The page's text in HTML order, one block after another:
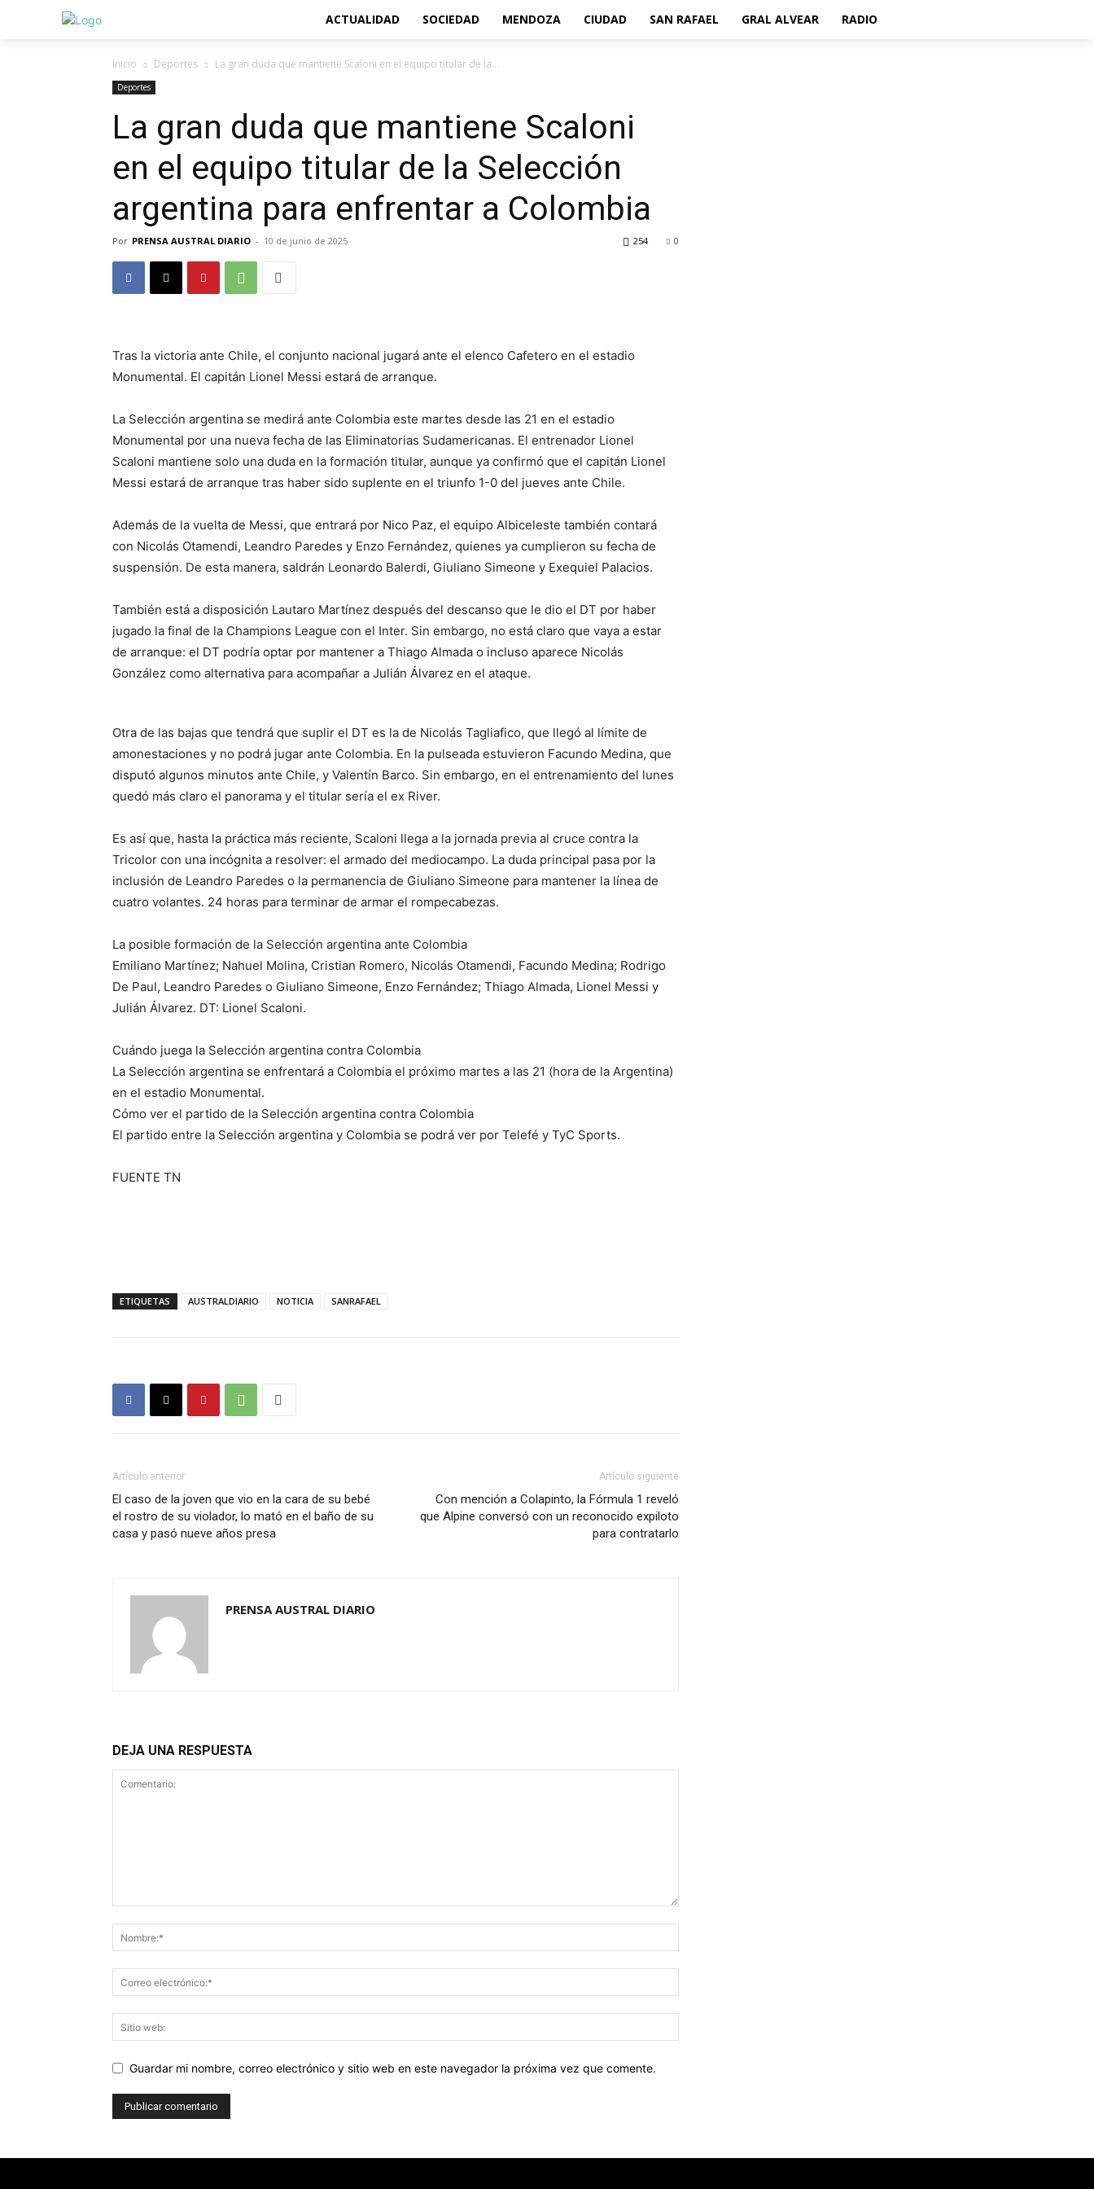
ACTUALIDAD SOCIEDAD MENDOZA CIUDAD SAN RAFAEL GRAL ALVEAR RADIO
Inicio Deportes La gran duda que mantiene Scaloni en el equipo titular de la...
Deportes
La gran duda que mantiene Scaloni
en el equipo titular de la Selección
argentina para enfrentar a Colombia
Por PRENSA AUSTRAL DIARIO - 10 de junio de 2025 0
254
Tras la victoria ante Chile, el conjunto nacional jugará ante el elenco Cafetero en el estadio
Monumental. El capitán Lionel Messi estará de arranque.
La Selección argentina se medirá ante Colombia este martes desde las 21 en el estadio
Monumental por una nueva fecha de las Eliminatorias Sudamericanas. El entrenador Lionel
Scaloni mantiene solo una duda en la formación titular, aunque ya confirmó que el capitán Lionel
Messi estará de arranque tras haber sido suplente en el triunfo 1-0 del jueves ante Chile.
Además de la vuelta de Messi, que entrará por Nico Paz, el equipo Albiceleste también contará
con Nicolás Otamendi, Leandro Paredes y Enzo Fernández, quienes ya cumplieron su fecha de
suspensión. De esta manera, saldrán Leonardo Balerdi, Giuliano Simeone y Exequiel Palacios.
También está a disposición Lautaro Martínez después del descanso que le dio el DT por haber
jugado la final de la Champions League con el Inter. Sin embargo, no está claro que vaya a estar
de arranque: el DT podría optar por mantener a Thiago Almada o incluso aparece Nicolás
González como alternativa para acompañar a Julián Álvarez en el ataque.
Otra de las bajas que tendrá que suplir el DT es la de Nicolás Tagliafico, que llegó al límite de
amonestaciones y no podrá jugar ante Colombia. En la pulseada estuvieron Facundo Medina, que
disputó algunos minutos ante Chile, y Valentín Barco. Sin embargo, en el entrenamiento del lunes
quedó más claro el panorama y el titular sería el ex River.
Es así que, hasta la práctica más reciente, Scaloni llega a la jornada previa al cruce contra la
Tricolor con una incógnita a resolver: el armado del mediocampo. La duda principal pasa por la
inclusión de Leandro Paredes o la permanencia de Giuliano Simeone para mantener la línea de
cuatro volantes. 24 horas para terminar de armar el rompecabezas.
La posible formación de la Selección argentina ante Colombia
Emiliano Martínez; Nahuel Molina, Cristian Romero, Nicolás Otamendi, Facundo Medina; Rodrigo
De Paul, Leandro Paredes o Giuliano Simeone, Enzo Fernández; Thiago Almada, Lionel Messi y
Julián Álvarez. DT: Lionel Scaloni.
Cuándo juega la Selección argentina contra Colombia
La Selección argentina se enfrentará a Colombia el próximo martes a las 21 (hora de la Argentina)
en el estadio Monumental.
Cómo ver el partido de la Selección argentina contra Colombia
El partido entre la Selección argentina y Colombia se podrá ver por Telefé y TyC Sports.
FUENTE TN
ETIQUETAS AUSTRALDIARIO NOTICIA SANRAFAEL
Artículo anterior
El caso de la joven que vio en la cara de su bebé
el rostro de su violador, lo mató en el baño de su
casa y pasó nueve años presa
Artículo siguiente
Con mención a Colapinto, la Fórmula 1 reveló
que Alpine conversó con un reconocido expiloto
para contratarlo
PRENSA AUSTRAL DIARIO
DEJA UNA RESPUESTA
Guardar mi nombre, correo electrónico y sitio web en este navegador la próxima vez que comente.